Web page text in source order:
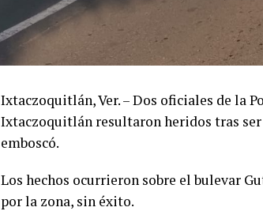
Ixtaczoquitlán, Ver. – Dos oficiales de la
Ixtaczoquitlán resultaron heridos tras
emboscó.
Los hechos ocurrieron sobre el bulevar
por la zona, sin éxito.